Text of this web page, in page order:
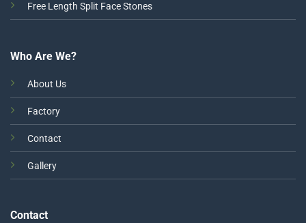
Free Length Split Face Stones
Who Are We?
About Us
Factory
Contact
Gallery
Contact